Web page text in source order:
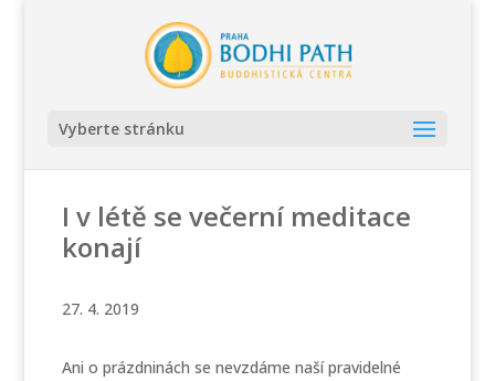
Vyberte stránku
I v létě se večerní meditace
konají
27. 4. 2019
Ani o prázdninách se nevzdáme naší pravidelné